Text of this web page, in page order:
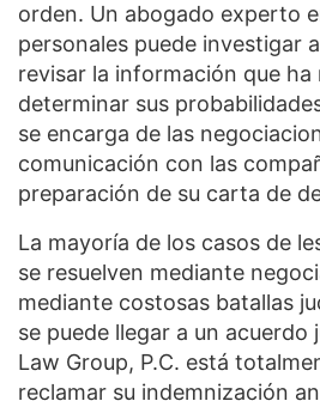
orden. Un abogado experto
personales puede investigar
revisar la información que ha
determinar sus
se encarga de las
comunicación con las
preparación de su carta de
La mayoría de los casos de
se resuelven mediante
mediante costosas batallas
se puede llegar a un acuerdo
Law Group, P.C. está
reclamar su indemnización